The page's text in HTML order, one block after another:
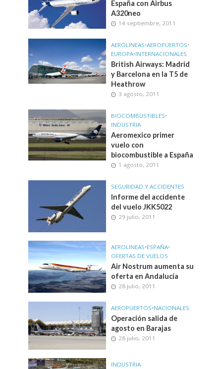
España con Airbus
A320neo
14 septiembre, 2011
AEROLINEAS•AEROPUERTOS•
EUROPA•INTERNACIONALES
British Airways: Madrid
y Barcelona en la T5 de
Heathrow
3 agosto, 2011
BIOCOMBUSTIBLES•
INDUSTRIA
Aeromexico primer
vuelo con
biocombustible a España
1 agosto, 2011
SEGURIDAD Y ACCIDENTES
Informe del accidente
del vuelo JKK5022
29 julio, 2011
AEROLINEAS•ESPAÑA•
OFERTAS DE VUELOS
Air Nostrum aumenta su
oferta en Andalucía
28 julio, 2011
AEROPUERTOS•NACIONALES
Operación salida de
agosto en Barajas
28 julio, 2011
INDUSTRIA